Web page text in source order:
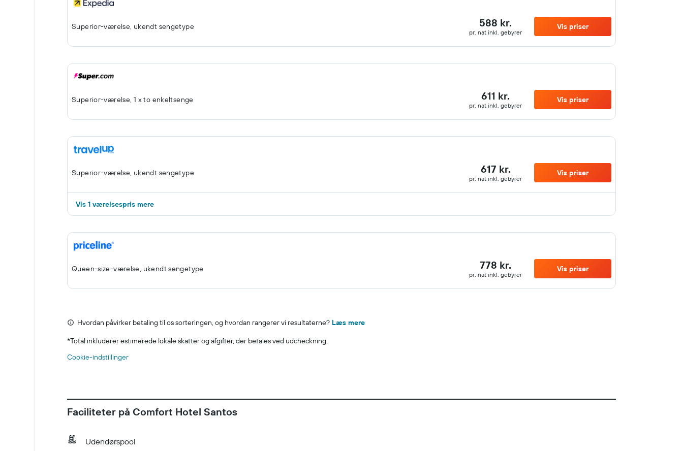
Superior-værelse, ukendt sengetype 588 kr.
pr. nat inkl. gebyrer
Vis priser
Superior-værelse, 1 x to enkeltsenge 611 kr.
pr. nat inkl. gebyrer
Vis priser
Superior-værelse, ukendt sengetype 617 kr.
pr. nat inkl. gebyrer
Vis priser
Vis 1 værelsespris mere
Queen-size-værelse, ukendt sengetype 778 kr.
pr. nat inkl. gebyrer
Vis priser
Hvordan påvirker betaling til os sorteringen, og hvordan rangerer vi resultaterne? Læs mere
*Total inkluderer estimerede lokale skatter og afgifter, der betales ved udcheckning.
Cookie-indstillinger
Faciliteter på Comfort Hotel Santos
Udendørspool